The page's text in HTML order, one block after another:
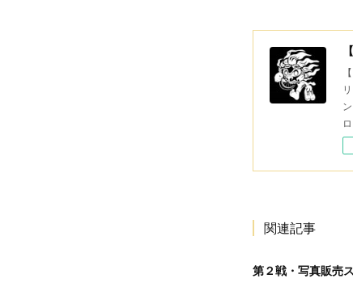
関連記事
第２戦・写真販売